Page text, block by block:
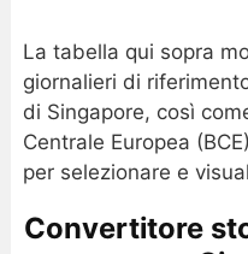
La tabella qui sopra
giornalieri di
di Singapore, così
Centrale Europea
per selezionare e
Convertitore